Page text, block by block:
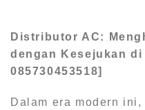
Distributor AC:
dengan Kesejukandi
085730453518]
Dalam era modern